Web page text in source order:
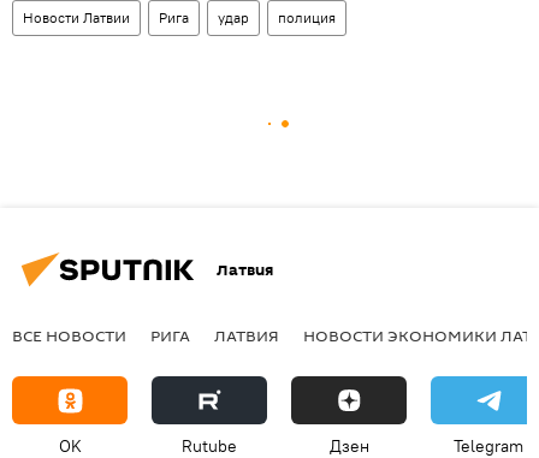
Новости Латвии Рига удар полиция
Латвия
ВСЕ НОВОСТИ РИГА ЛАТВИЯ НОВОСТИ ЭКОНОМИКИ
OK Rutube Дзен Telegram